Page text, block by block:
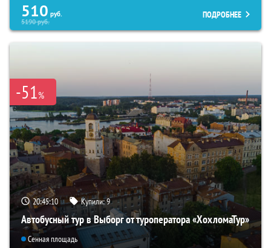
510 руб.
5190руб.
ПОДРОБНЕЕ
-51%
20:45:08 Купили:9
Автобусный тур в Выборг от туроператора «ХохломаТур»
Сенная площадь